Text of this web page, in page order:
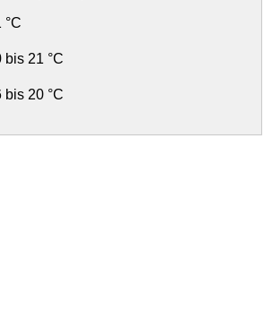
°C
bis 21 °C
bis 20 °C